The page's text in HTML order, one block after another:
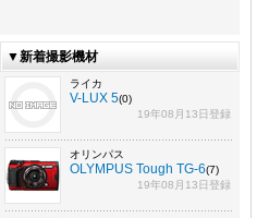
▼新着撮影機材
ライカ
V-LUX 5(0)
19年08月13日登録
オリンパス
OLYMPUS Tough TG-6(7)
19年08月13日登録